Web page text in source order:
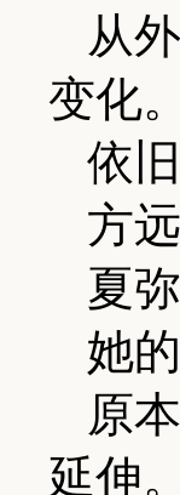
从
变化。
依
方
夏
她
原
延伸。